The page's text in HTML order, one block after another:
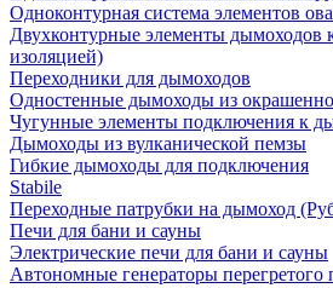
Одноконтурная система элементов
Двухконтурные элементы дымоходов
изоляцией)
Переходники для дымоходов
Одностенные дымоходы из
Чугунные элементы подключения к
Дымоходы из вулканической пемзы
Гибкие дымоходы для подключения
Stabile
Переходные патрубки на дымоход
Печи для бани и сауны
Электрические печи для бани и сауны
Автономные генераторы